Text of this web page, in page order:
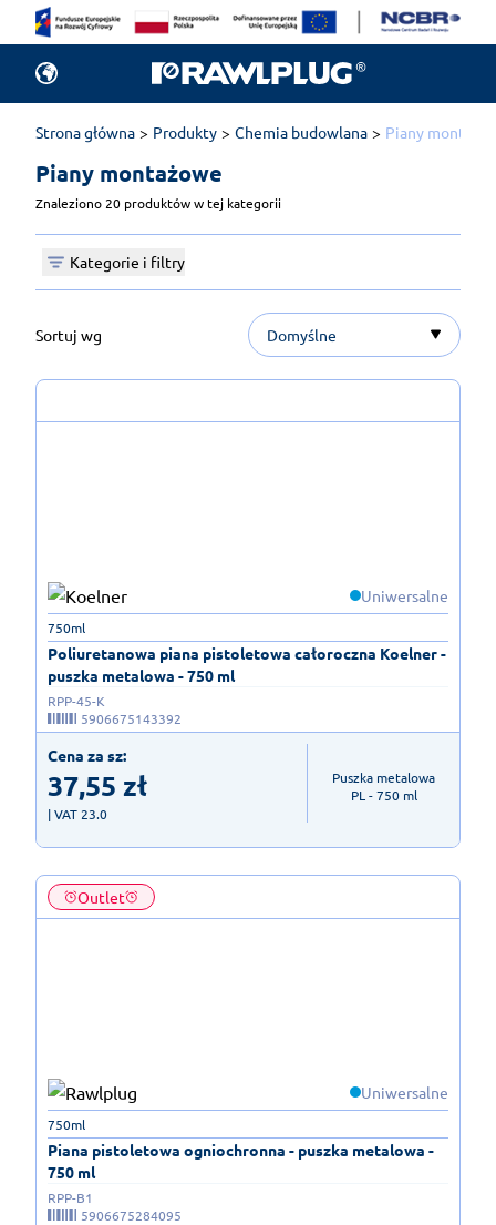
Strona główna Produkty Chemia budowlana Piany
Piany montażowe
Znaleziono 20 produktów w tej kategorii
Kategorie i filtry
Sortuj wg Domyślne
Uniwersalne
Poliuretanowa piana pistoletowa całoroczna Koelner -
puszka metalowa - 750 ml
750ml
RPP-45-K
5906675143392
Cena za sz:
37,55 zł
| VAT 23.0
Puszka metalowa
PL - 750 ml
Outlet
Uniwersalne
Piana pistoletowa ogniochronna - puszka metalowa -
750 ml
750ml
RPP-B1
5906675284095